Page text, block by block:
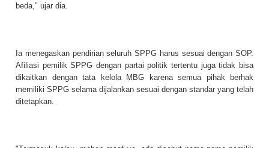
beda," ujar dia.
Ia menegaskan pendirian seluruh SPPG harus sesuai dengan SOP.
Afiliasi pemilik SPPG dengan partai politik tertentu juga tidak bisa
dikaitkan dengan tata kelola MBG karena semua pihak berhak
memiliki SPPG selama dijalankan sesuai dengan standar yang telah
ditetapkan.